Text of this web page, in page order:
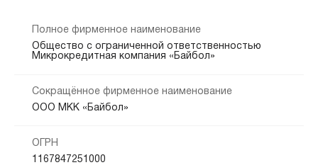
Полное фирменное наименование
Общество с ограниченной ответственностью
Микрокредитная компания «Байбол»
Сокращённое фирменное наименование
ООО МКК «Байбол»
ОГРН
1167847251000